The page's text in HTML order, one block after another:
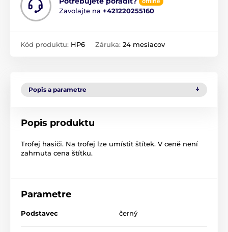
Zavolajte na +421220255160
Kód produktu: HP6 Záruka: 24 mesiacov
Popis a parametre
Popis produktu
Trofej hasiči. Na trofej lze umístit štítek. V ceně není
zahrnuta cena štítku.
Parametre
Podstavec černý